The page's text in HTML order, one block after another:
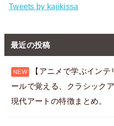
Tweets by kajikissa
最近の投稿
【アニメで学ぶイン
ールで覚える、クラシック
現代アートの特徴まとめ。